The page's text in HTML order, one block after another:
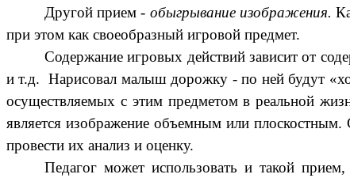
Другой прием - обыгрывание изображения.
при этом как своеобразный игровой предмет.
Содержание игровых действий зависит от
и т.д. Нарисовал малыш дорожку - по ней будут
осуществляемых с этим предметом в реальной
является изображение объемным или плоскостным.
провести их анализ и оценку.
Педагог может использовать и такой